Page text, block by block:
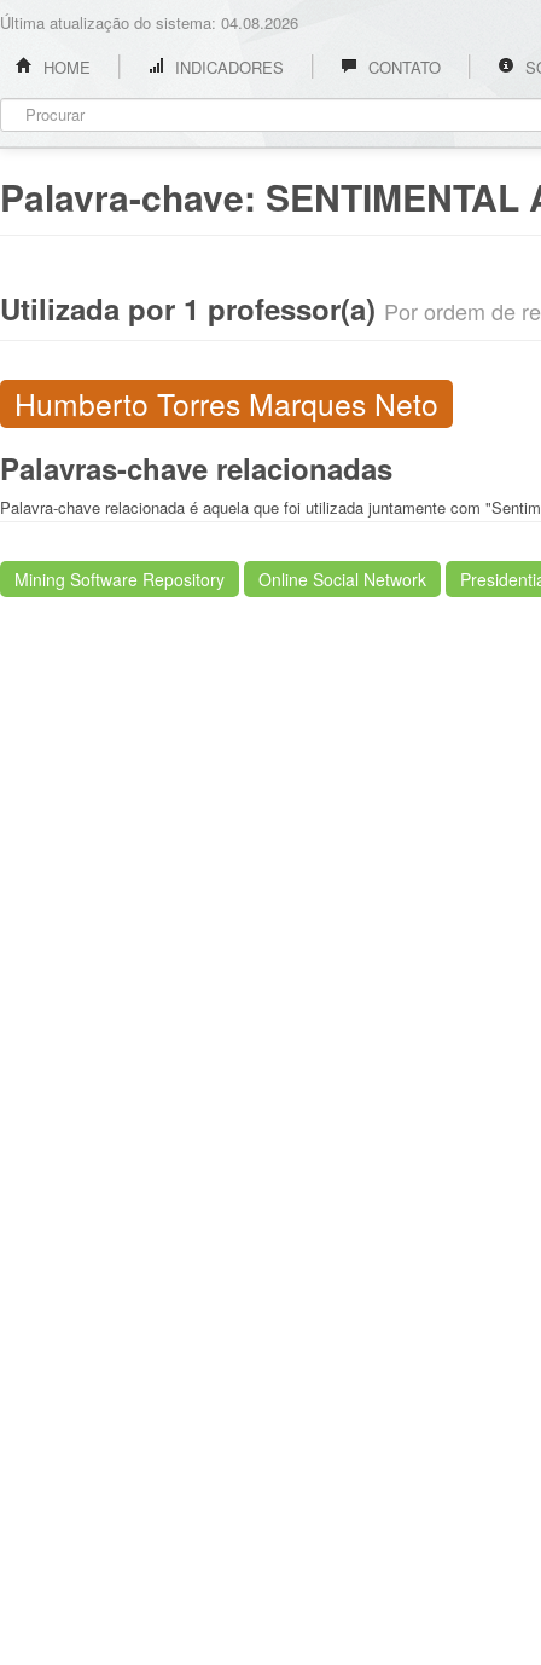
Última atualização do sistema: 04.08.2026
HOME
INDICADORES CONTATO
Palavra-chave: SENTIMENTAL
Utilizada por 1 professor(a) Por ordem de
Humberto Torres Marques Neto
Palavras-chave relacionadas
Palavra-chave relacionada é aquela que foi utilizada juntamente com
Mining Software Repository Online Social Network